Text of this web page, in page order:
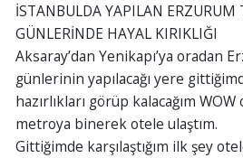
İSTANBULDA YAPILAN
GÜNLERİNDE HAYAL KIRIKLIĞI
Aksaray’dan Yenikapı’ya oradan
günlerinin yapılacağı yere
hazırlıkları görüp kalacağım
metroya binerek otele ulaştım.
Gittiğimde karşılaştığım ilk şey